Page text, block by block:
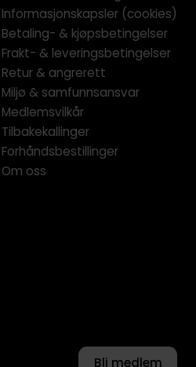
Informasjonskapsler (cookies)
Betaling- & kjøpsbetingelser
Frakt- & leveringsbetingelser
Retur & angrerett
Miljø & samfunnsansvar
Medlemsvilkår
Tilbakekallinger
Forhåndsbestillinger
Om oss
Bli medlem